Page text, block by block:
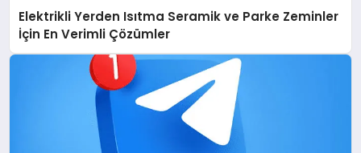
Elektrikli Yerden Isıtma Seramik ve Parke Zeminler
İçin En Verimli Çözümler